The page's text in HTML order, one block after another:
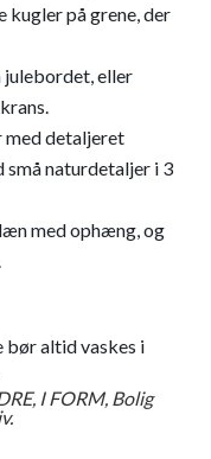
på grene, der
julebordet, eller
med detaljeret
små naturdetaljer i 3
med ophæng, og
bør altid vaskes i
I FORM, Bolig